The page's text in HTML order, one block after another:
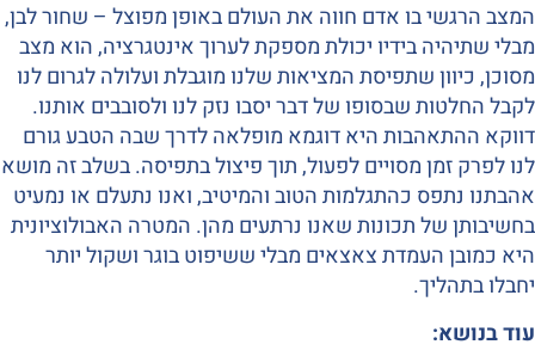
המצב הרגשי בו אדם חווה את העולם באופן מפוצל – שחור לבן,
מבלי שתיהיה בידיו יכולת מספקת לערוך אינטגרציה, הוא מצב
מסוכן, כיוון שתפיסת המציאות שלנו מוגבלת ועלולה לגרום לנו
לקבל החלטות שבסופו של דבר יסבו נזק לנו ולסובבים אותנו.
דווקא ההתאהבות היא דוגמא מופלאה לדרך שבה הטבע גורם
לנו לפרק זמן מסויים לפעול, תוך פיצול בתפיסה. בשלב זה מושא
אהבתנו נתפס כהתגלמות הטוב והמיטיב, ואנו נתעלם או נמעיט
בחשיבותן של תכונות שאנו נרתעים מהן. המטרה האבולוציונית
היא כמובן העמדת צאצאים מבלי ששיפוט בוגר ושקול יותר
יחבלו בתהליך.
עוד בנושא: